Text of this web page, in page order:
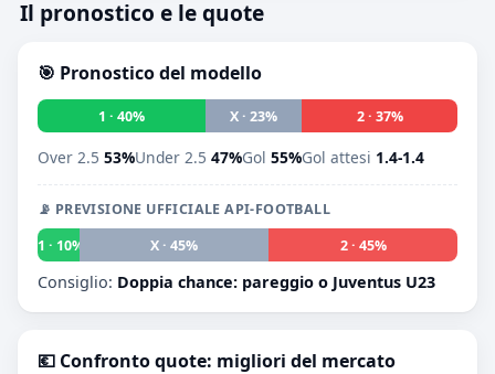
Il pronostico e le quote
🎯 Pronostico del modello
1 · 40% X · 23% 2 · 37%
Over 2.5 53%Under 2.5 47%Gol 55%Gol attesi 1.4-1.4
📡 PREVISIONE UFFICIALE API-FOOTBALL
1 · 10%
X · 45% 2 · 45%
Consiglio: Doppia chance: pareggio o Juventus U23
💶 Confronto quote: migliori del mercato